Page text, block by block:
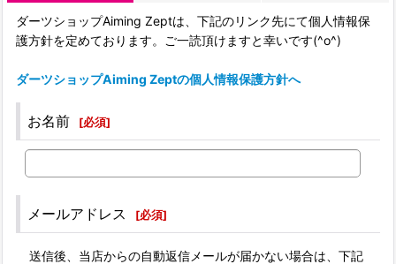
ダーツショップAiming Zeptは、下記のリンク先にて個人情報保
護方針を定めております。ご一読頂けますと幸いです(^o^)
ダーツショップAiming Zeptの個人情報保護方針へ
お名前 [必須]
メールアドレス [必須]
送信後、当店からの自動返信メールが届かない場合は、下記